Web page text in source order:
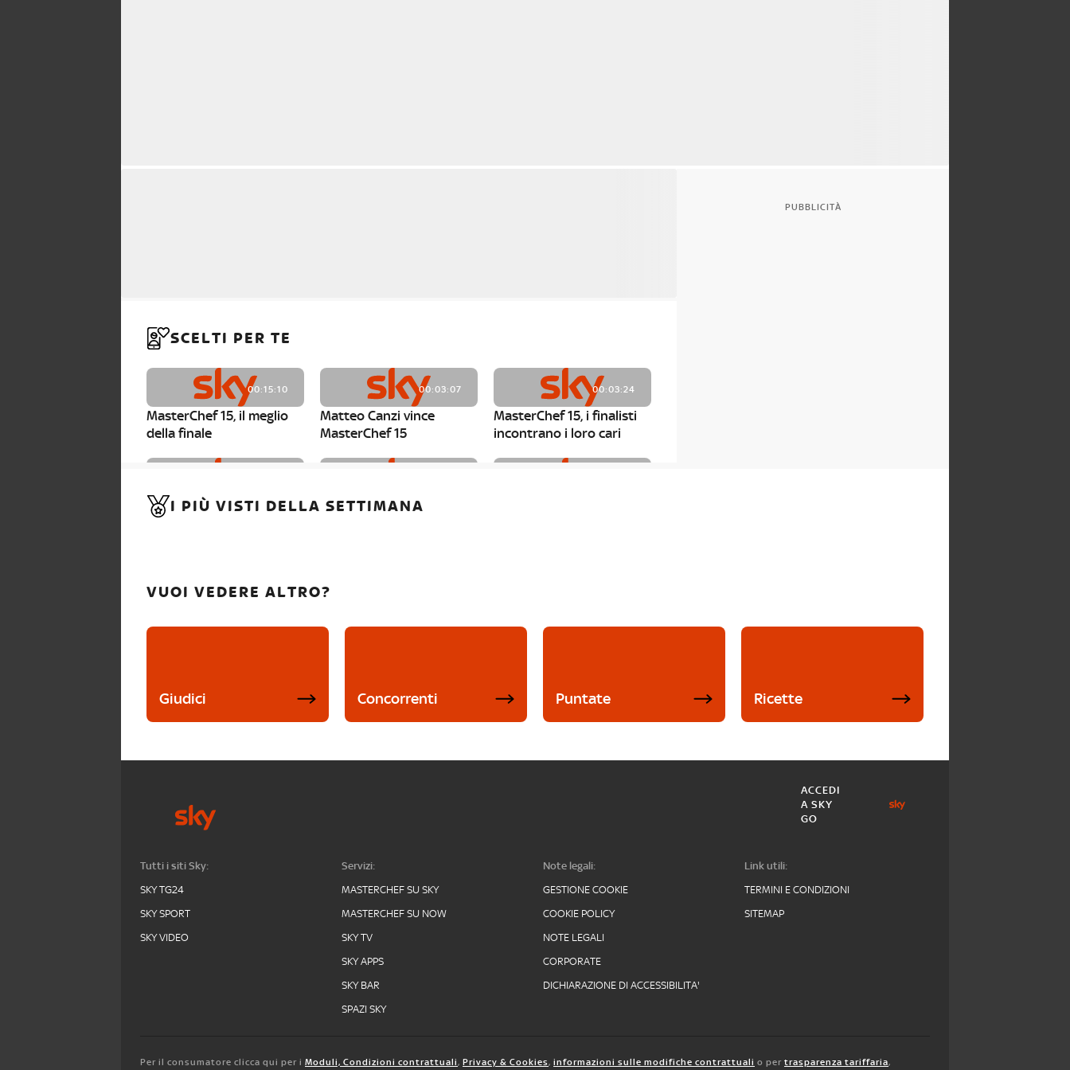
SCELTI PER TE
00:15:10
MasterChef 15, il meglio
della finale
00:03:07
Matteo Canzi vince
MasterChef 15
00:03:24
MasterChef 15, i finalisti
incontrano i loro cari
MasterChef 15, Carlotta è
MasterChef 15, Matteo
PUBBLICITÀ
I PIÙ VISTI DELLA SETTIMANA
VUOI VEDERE ALTRO?
Giudici Concorrenti Puntate Ricette
ACCEDI
A SKY
GO
Tutti i siti Sky:
SKY TG24
SKY SPORT
SKY VIDEO
Servizi:
MASTERCHEF SU SKY
MASTERCHEF SU NOW
SKY TV
SKY APPS
SKY BAR
SPAZI SKY
Note legali:
GESTIONE COOKIE
COOKIE POLICY
NOTE LEGALI
CORPORATE
DICHIARAZIONE DI ACCESSIBILITA'
Link utili:
TERMINI E CONDIZIONI
SITEMAP
Per il consumatore clicca qui per i Moduli, Condizioni contrattuali, Privacy & Cookies, informazioni sulle modifiche contrattuali o per trasparenza tariffaria,